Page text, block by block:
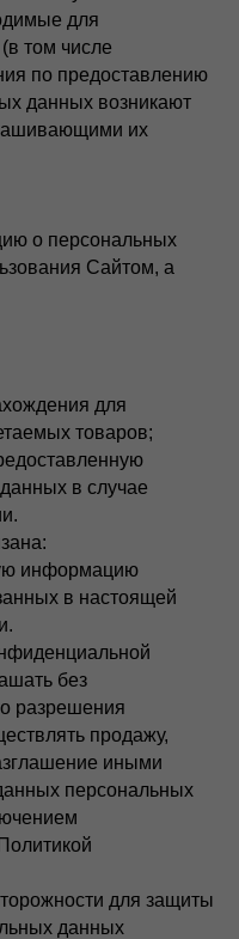
для
том числе
по предоставлению
данных возникают
их
о персональных
Сайтом, а
для
товаров;
в случае
информацию
в настоящей
без
разрешения
продажу,
иными
персональных
для защиты
данных
›